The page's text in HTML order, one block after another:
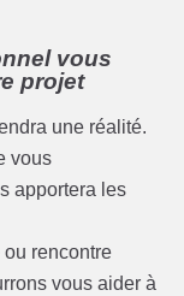
vous
projet
une réalité.
vous
apportera les
rencontre
vous aider à